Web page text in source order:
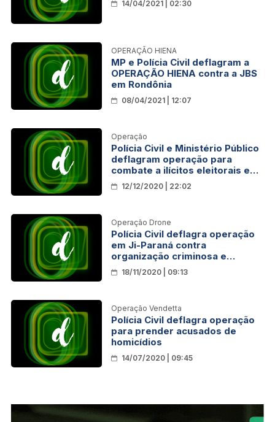
14/04/2021 | 02:30
OPERAÇÃO HIENA
MP e Polícia Civil deflagram a
OPERAÇÃO HIENA contra a JBS
em Rondônia
08/04/2021 | 12:07
Operação
Polícia Civil e Ministério Público
deflagram operação para
combate a ilícitos eleitorais em
São Miguel do Guaporé
12/12/2020 | 22:02
Operação Drone
Polícia Civil deflagra operação
em Ji-Paraná contra
organização criminosa e
cumpre ordens de prisão,
busca e sequestro de valores
18/11/2020 | 09:13
Operação Vendetta
Polícia Civil deflagra operação
para prender acusados de
homicídios
14/07/2020 | 09:45